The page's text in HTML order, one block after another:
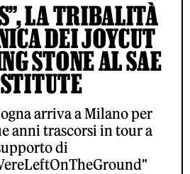
LA TRIBALITÀ
DEI JOYCUT
STONE AL SAE
arriva a Milano per
anni trascorsi in tour a
di